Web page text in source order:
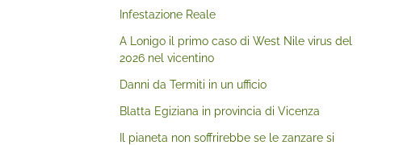
Infestazione Reale
A Lonigo il primo caso di West Nile virus del
2026 nel vicentino
Danni da Termiti in un ufficio
Blatta Egiziana in provincia di Vicenza
Il pianeta non soffrirebbe se le zanzare si